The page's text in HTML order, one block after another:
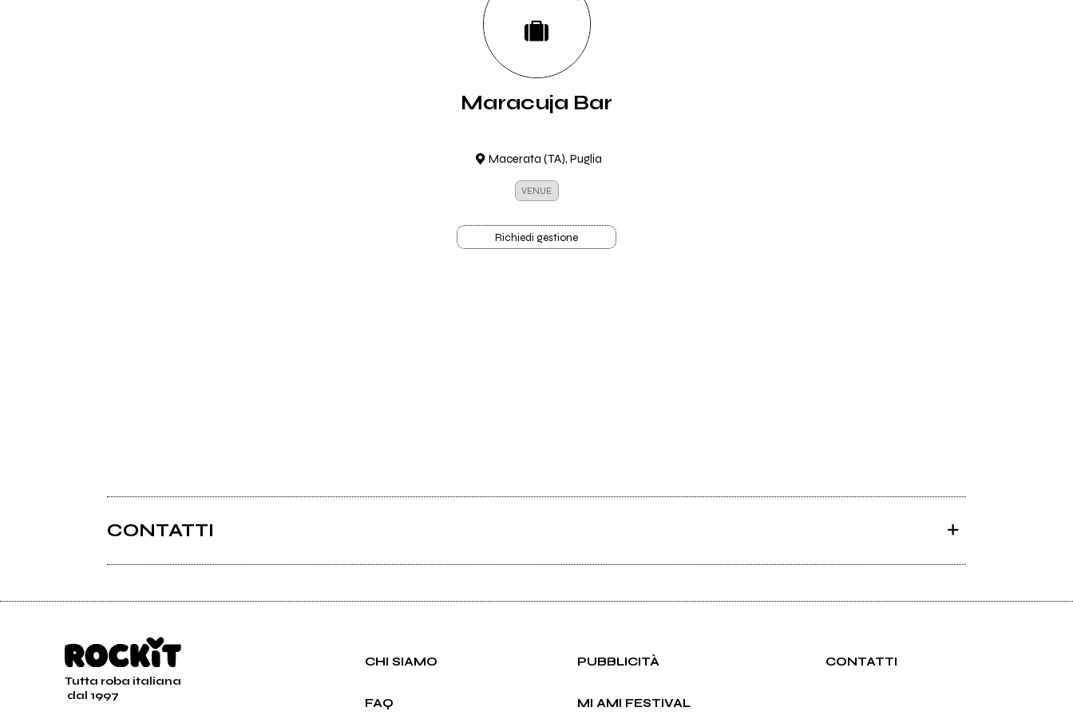
Maracuja Bar
Macerata (TA), Puglia
VENUE
Richiedi gestione
CONTATTI
Tutta roba italiana
dal 1997
CHI SIAMO PUBBLICITÀ CONTATTI
FAQ MI AMI FESTIVAL